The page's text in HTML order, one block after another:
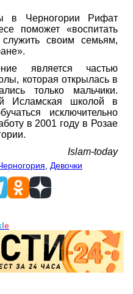
в Черногории Рифат
поможет «воспитать
своим семьям,
является частью
которая открылась в
только мальчики.
Исламская школой в
исключительно
в 2001 году в Розае
Islam-today
Девочки
e